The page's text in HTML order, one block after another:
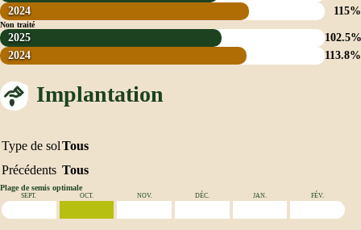
2024
115%
Non traité
2025
2024
113.8%
Implantation
Type de solTous
Précédents Tous
Plage de semis optimale
SEPT. OCT. NOV. DÉC. JAN. FÉV.